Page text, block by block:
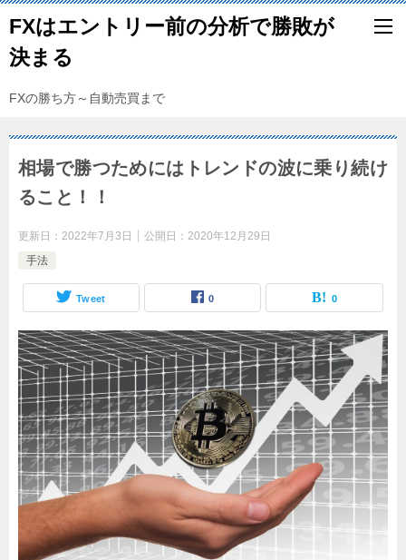
FXはエントリー前の分析で勝敗が
決まる
FXの勝ち方～自動売買まで
相場で勝つためにはトレンドの波に乗り続け
ること！！
更新日： 2022年7月3日 公開日： 2020年12月29日
手法
Tweet 0 0